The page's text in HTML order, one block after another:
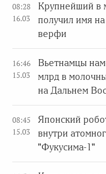
08:28
16.03
Крупнейший в
получил имя
верфи
16:46
15.03
Вьетнамцы
млрд в
на Дальнем
08:45
15.03
Японский
внутри
"Фукусима-1"